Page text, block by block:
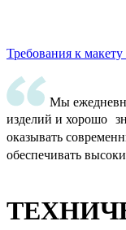
Требования к макету
Мы
изделий и хорошо
оказывать
обеспечивать